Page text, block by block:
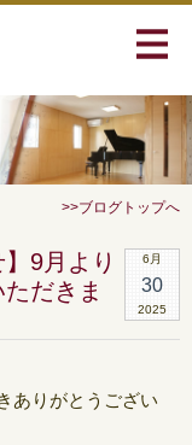
>>ブログトップへ
6月
30
2025
9月より
だきま
ありがとうござい